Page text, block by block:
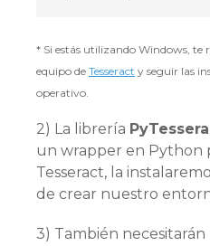
* Si estás utilizando Windows, te
equipo de Tesseract y seguir las
operativo.
2) La librería
un wrapper en Python
Tesseract, la
de crear nuestro
3) También necesitarán